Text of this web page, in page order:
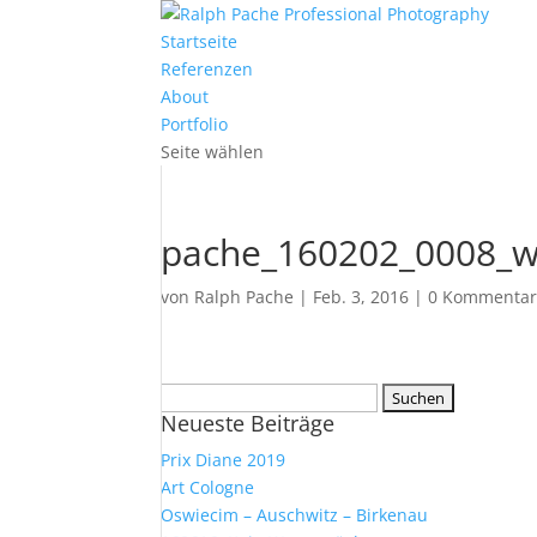
Startseite
Referenzen
About
Portfolio
Seite wählen
von Ralph Pache | Feb. 3, 2016 |0
nach:
Neueste Beiträge
Prix Diane 2019
Art Cologne
Oswiecim – Auschwitz – Birkenau